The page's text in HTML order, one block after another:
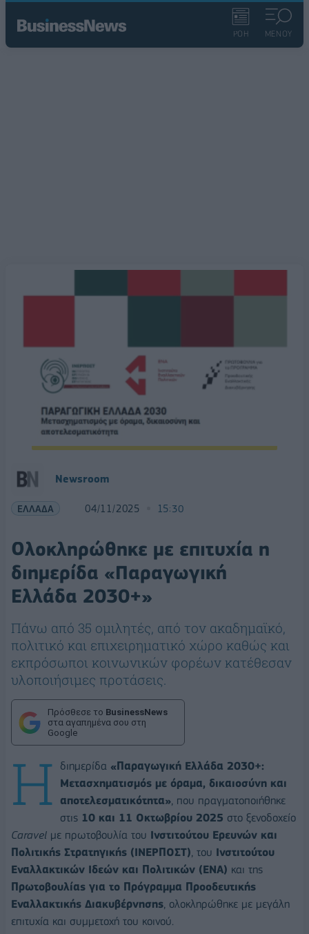
ΡΟΗ ΜΕΝΟΥ
Newsroom
ΕΛΛΑΔΑ 04/11/2025 15:30
Ολοκληρώθηκε με επιτυχία η
διημερίδα «Παραγωγική
Ελλάδα 2030+»
Πάνω από 35 ομιλητές, από τον ακαδημαϊκό,
πολιτικό και επιχειρηματικό χώρο καθώς και
εκπρόσωποι κοινωνικών φορέων κατέθεσαν
υλοποιήσιμες προτάσεις.
Πρόσθεσε το BusinessNews
στα αγαπημένα σου στη
Google
Η διημερίδα «Παραγωγική Ελλάδα 2030+:
Μετασχηματισμός με όραμα, δικαιοσύνη και
αποτελεσματικότητα», που πραγματοποιήθηκε
στις 10 και 11 Οκτωβρίου 2025 στο ξενοδοχείο
Caravel με πρωτοβουλία του Ινστιτούτου Ερευνών και
Πολιτικής Στρατηγικής (ΙΝΕΡΠΟΣΤ), του Ινστιτούτου
Εναλλακτικών Ιδεών και Πολιτικών (ΕΝΑ) και της
Πρωτοβουλίας για το Πρόγραμμα Προοδευτικής
Εναλλακτικής Διακυβέρνησης, ολοκληρώθηκε με μεγάλη
επιτυχία και συμμετοχή του κοινού.